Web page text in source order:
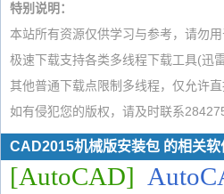
特别说明：
本站所有资源仅供学习与参考，请勿
极速下载支持各类多线程下载工具(迅
其他普通下载点限制多线程，仅允许
如有侵犯您的版权，请及时联系
CAD2015机械版安装包 的相关软
[AutoCAD]